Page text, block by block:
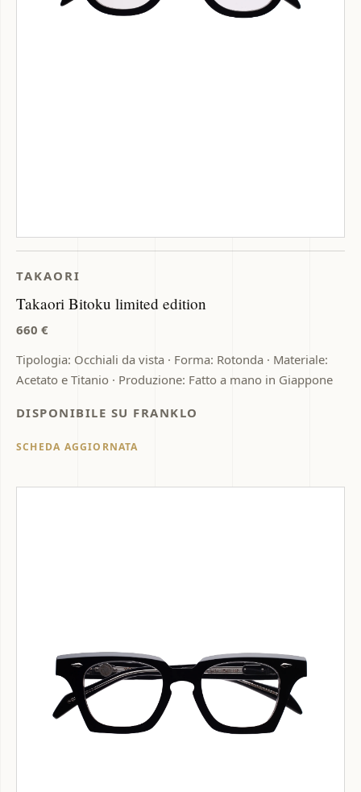
TAKAORI
Takaori Bitoku limited edition
660 €
Tipologia: Occhiali da vista · Forma: Rotonda · Materiale:
Acetato e Titanio · Produzione: Fatto a mano in Giappone
DISPONIBILE SU FRANKLO
SCHEDA AGGIORNATA